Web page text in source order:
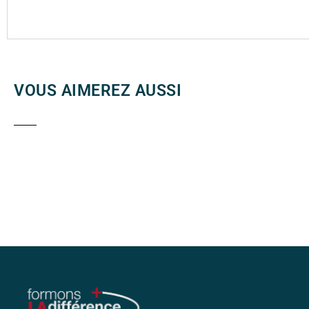
VOUS AIMEREZ AUSSI